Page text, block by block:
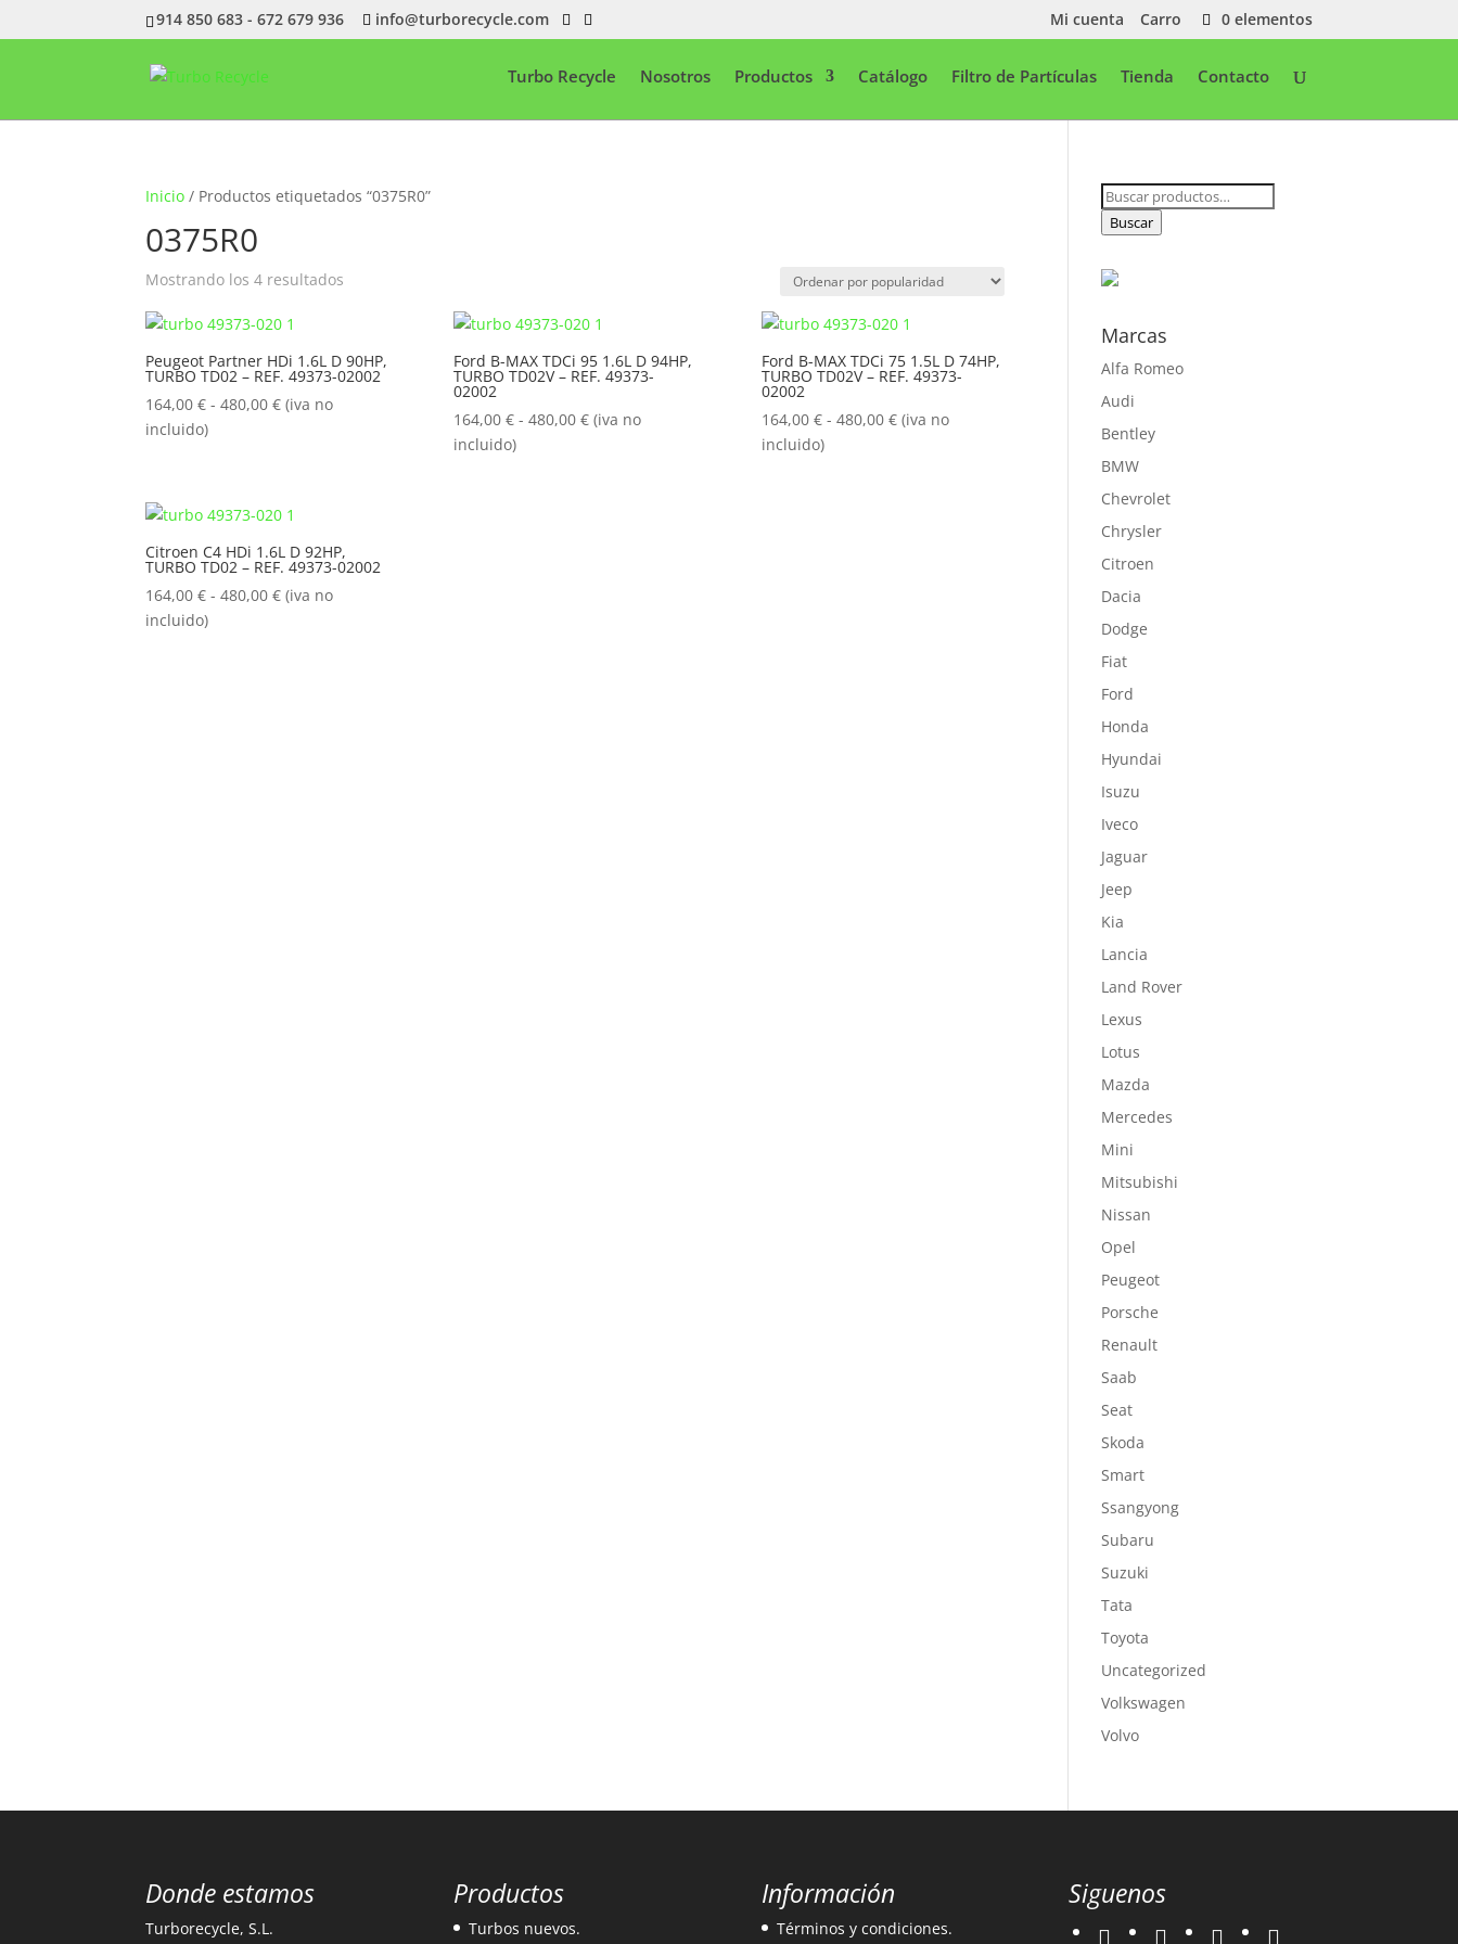
914 850 683 - 672 679 936 info@turborecycle.com Mi cuenta Carro 0 elementos
Turbo Recycle Nosotros Productos Catálogo Filtro de Partículas Tienda Contacto
Inicio / Productos etiquetados “0375R0”
0375R0
Mostrando los 4 resultados
Peugeot Partner HDi 1.6L D 90HP,
TURBO TD02 – REF. 49373-02002
164,00€ - 480,00€Rango
hasta
480,00 €
(iva no
incluido)
Ford B-MAX TDCi 95 1.6L D 94HP,
TURBO TD02V – REF. 49373-
02002
164,00 € - 480,00 €Rango
(iva no
incluido)
Ford B-MAX TDCi 75 1.5L D 74HP,
TURBO TD02V – REF. 49373-
02002
164,00 € - 480,00 €Rango
(iva no
incluido)
Citroen C4 HDi 1.6L D 92HP,
TURBO TD02 – REF. 49373-02002
164,00€ - 480,00€Rango
(iva no
incluido)
Buscar
por:
Buscar
Marcas
Alfa Romeo
Audi
Bentley
BMW
Chevrolet
Chrysler
Citroen
Dacia
Dodge
Fiat
Ford
Honda
Hyundai
Isuzu
Iveco
Jaguar
Jeep
Kia
Lancia
Land Rover
Lexus
Lotus
Mazda
Mercedes
Mini
Mitsubishi
Nissan
Opel
Peugeot
Porsche
Renault
Saab
Seat
Skoda
Smart
Ssangyong
Subaru
Suzuki
Tata
Toyota
Uncategorized
Volkswagen
Volvo
Donde estamos
Turborecycle, S.L.
Productos
Turbos nuevos.
Información
Términos y condiciones.
Siguenos
twitter instagramfacebook google